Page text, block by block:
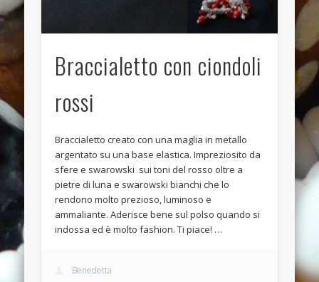
Anello con lava blu e swarovski turchesi e
on Anello con lava blu e swarovski turchesi e crystal
Anello con lava blu e swarovski turchesi e crystal
onAnello con lava blu e swarovski turchesi e crystal
Archives
January 2014
Braccialetto con ciondoli
rossi
Braccialetto creato con una maglia in metallo
argentato su una base elastica. Impreziosito da
sfere e swarowski sui toni del rosso oltre a
pietre di luna e swarowski bianchi che lo
rendono molto prezioso, luminoso e
ammaliante. Aderisce bene sul polso quando si
indossa ed è molto fashion. Ti piace! …
Benedetta